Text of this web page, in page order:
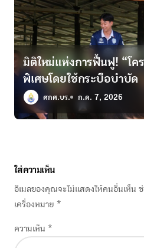
มิติใหม่แห่งการฟื้นฟู! “โค
พิเศษโดยใช้กระบือบำบัด
ศกศ.บร. ก.ค. 7, 2026
ใส่ความเห็น
อีเมลของคุณจะไม่แสดงให้คนอื่นเห็น
เครื่องหมาย *
ความเห็น *